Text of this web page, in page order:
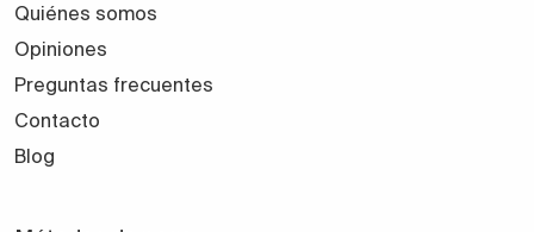
Quiénes somos
Opiniones
Preguntas frecuentes
Contacto
Blog